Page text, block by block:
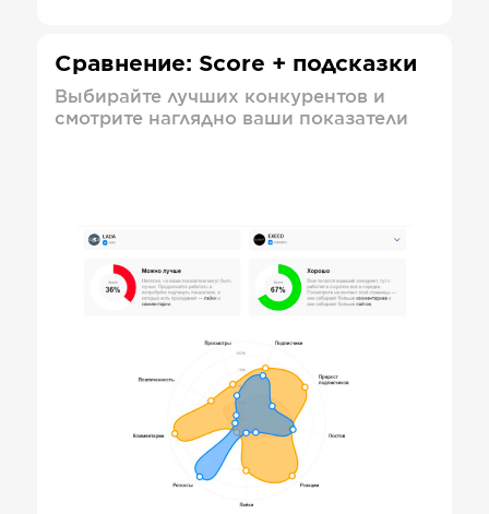
Сравнение: Score + подсказки
Выбирайте лучших конкурентов и
смотрите наглядно ваши показатели